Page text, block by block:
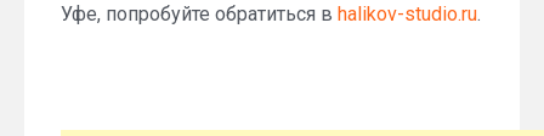
Уфе, попробуйте обратиться в halikov-studio.ru.